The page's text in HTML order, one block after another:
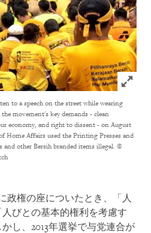
Click to
to a speech on the street while wearing
movement's key demands - clean
economy, and right to dissent - on August
Home Affairs used the Printing Presses and
other Bersih branded items illegal. ©
政権の座についたとき、「人
びとの基本的権利を考慮す
し、2013年選挙で与党連合が